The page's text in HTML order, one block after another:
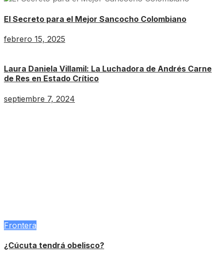
El Secreto para el Mejor Sancocho Colombiano
febrero 15, 2025
Laura Daniela Villamil: La Luchadora de Andrés Carne
de Res en Estado Crítico
septiembre 7, 2024
Frontera
¿Cúcuta tendrá obelisco?